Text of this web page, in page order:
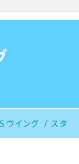
ウイング スタッ